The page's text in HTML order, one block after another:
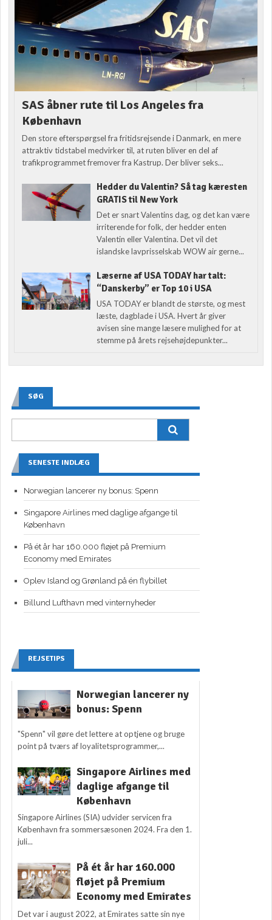
SAS åbner rute til Los Angeles fra
København
Den store efterspørgsel fra fritidsrejsende i Danmark, en mere
attraktiv tidstabel medvirker til, at ruten bliver en del af
trafikprogrammet fremover fra Kastrup. Der bliver seks...
Hedder du Valentin? Så tag kæresten
GRATIS til New York
Det er snart Valentins dag, og det kan være
irriterende for folk, der hedder enten
Valentin eller Valentina. Det vil det
islandske lavprisselskab WOW air gerne...
Læserne af USA TODAY har talt:
“Danskerby” er Top 10 i USA
USA TODAY er blandt de største, og mest
læste, dagblade i USA. Hvert år giver
avisen sine mange læsere mulighed for at
stemme på årets rejsehøjdepunkter...
SØG
SENESTE INDLÆG
Norwegian lancerer ny bonus: Spenn
Singapore Airlines med daglige afgange til
København
På ét år har 160.000 fløjet på Premium
Economy med Emirates
Oplev Island og Grønland på én flybillet
Billund Lufthavn med vinternyheder
REJSETIPS
Norwegian lancerer ny
bonus: Spenn
"Spenn" vil gøre det lettere at optjene og bruge
point på tværs af loyalitetsprogrammer,...
Singapore Airlines med
daglige afgange til
København
Singapore Airlines (SIA) udvider servicen fra
København fra sommersæsonen 2024. Fra den 1.
juli...
På ét år har 160.000
fløjet på Premium
Economy med Emirates
Det var i august 2022, at Emirates satte sin nye